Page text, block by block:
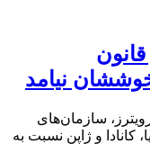
قانون
نیامد
سازمان‌های
کانادا و ژاپن نسبت به